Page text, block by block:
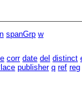
spanGrp w
corr date del distinct
publisher q ref reg